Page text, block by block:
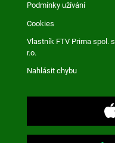
Podmínky užívání
Cookies
Vlastník FTV Prima spol. s
r.o.
Nahlásit chybu